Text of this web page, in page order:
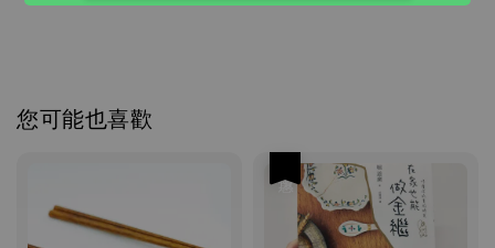
您可能也喜歡